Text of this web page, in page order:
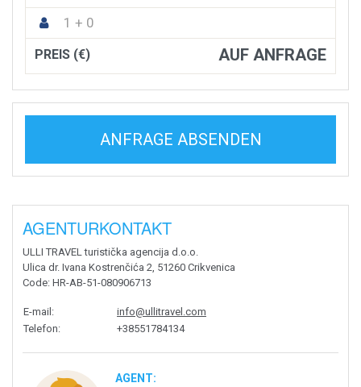
1 + 0
PREIS (€) AUF ANFRAGE
ANFRAGE ABSENDEN
AGENTURKONTAKT
ULLI TRAVEL turistička agencija d.o.o.
Ulica dr. Ivana Kostrenčića 2, 51260 Crikvenica
Code: HR-AB-51-080906713
E-mail :
info@ullitravel.com
Telefon: +38551784134
AGENT: